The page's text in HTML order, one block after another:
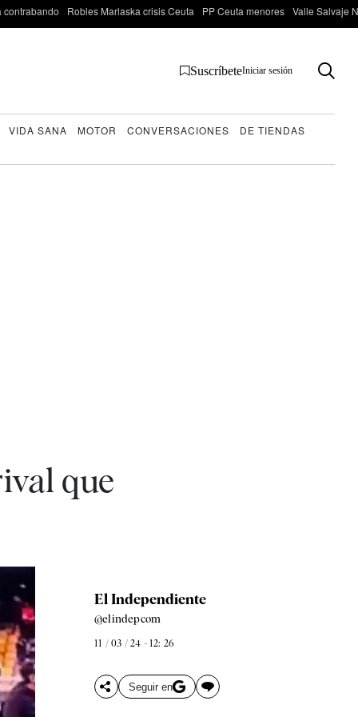
contrabando Robles Marlaska crisis Ceuta PP Ceuta menores Valle Salvaje
SuscríbeteIniciar sesión
VIDA SANA MOTOR CONVERSACIONES DE TIENDAS
que
El Independiente
@elindepcom
11 / 03 / 24 - 12: 26
Seguir en